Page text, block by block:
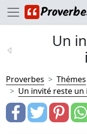
Un
Proverbes Thémes
Un invité reste un